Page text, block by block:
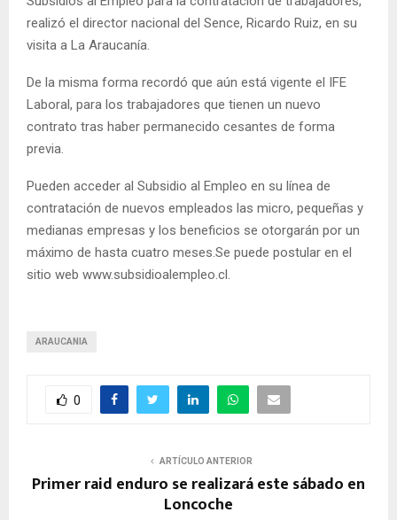
Urealizó el director nacional del Sence, Ricardo Ruiz, en su
visita a La Araucanía.
De la misma forma recordó que aún está vigente el IFE
Laboral, para los trabajadores que tienen un nuevo
contrato tras haber permanecido cesantes de forma
previa.
Pueden acceder al Subsidio al Empleo en su línea de
contratación de nuevos empleados las micro, pequeñas y
medianas empresas y los beneficios se otorgarán por un
máximo de hasta cuatro meses.Se puede postular en el
sitio web www.subsidioalempleo.cl.
ARAUCANIA
0
ARTÍCULO ANTERIOR
Primer raid enduro se realizará este sábado en
Loncoche